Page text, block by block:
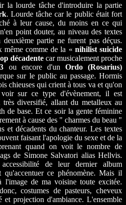
la lourde tâche d'introduire la partie
. Lourde tâche car le public était fort
à leur cause, du moins en ce qui
point douter, au niveau des textes
partie ne furent pas déçus.
même comme de la « nihilist suicide
décadentecar musicalement proche
ou encore d'un Ordo (Rosarius)
sur le public au passage. Hormis
chieuses qui crient à tous va et qu'on
sur ce type d'évènement, il est
diversifié, allant du metalleux au
de base. Et ce soir la gente féminine
à cause des " charmes du beau "
et décadents du chanteur. Les textes
faisant l'apologie du sexe et de la
quand on voit le nombre de
de Simone Salvatori alias Hellvis.
de leur dernier album
ce phénomène. Mais il
de ma voisine toute excitée.
costumes de pasteurs, cheveux
et projection d'ambiance. L'ensemble